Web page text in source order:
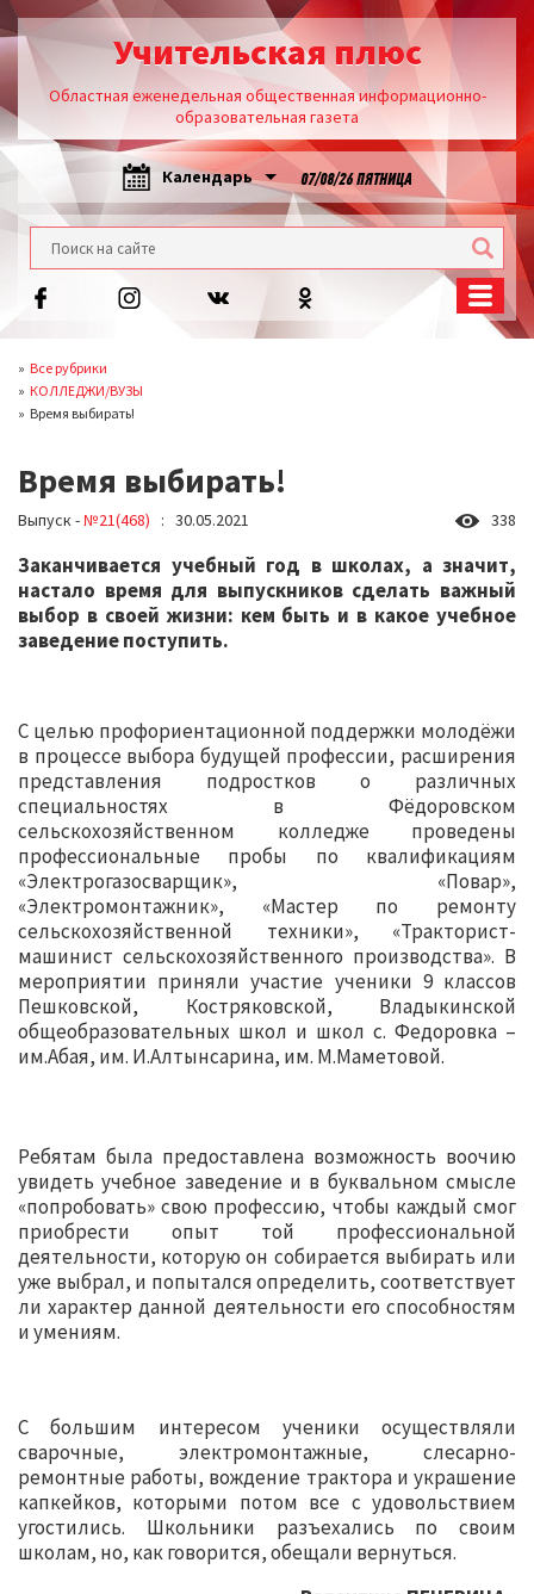
Учительская плюс
Областная еженедельная общественная информационно-
образовательная газета
Календарь 07/08/26 ПЯТНИЦА
Все рубрики
КОЛЛЕДЖИ/ВУЗЫ
Время выбирать!
Время выбирать!
Выпуск -№21(468) : 30.05.2021 338
Заканчивается учебный год в школах, а значит,
настало время для выпускников сделать важный
выбор в своей жизни: кем быть и в какое учебное
заведение поступить.
С целью профориентационной поддержки молодёжи
в процессе выбора будущей профессии, расширения
представления подростков о различных
специальностях в Фёдоровском
сельскохозяйственном колледже проведены
профессиональные пробы по квалификациям
«Электрогазосварщик», «Повар»,
«Электромонтажник», «Мастер по ремонту
сельскохозяйственной техники», «Тракторист-
машинист сельскохозяйственного производства». В
мероприятии приняли участие ученики 9 классов
Пешковской, Костряковской, Владыкинской
общеобразовательных школ и школ с. Федоровка –
им.Абая, им. И.Алтынсарина, им. М.Маметовой.
Ребятам была предоставлена возможность воочию
увидеть учебное заведение и в буквальном смысле
«попробовать» свою профессию, чтобы каждый смог
приобрести опыт той профессиональной
деятельности, которую он собирается выбирать или
уже выбрал, и попытался определить, соответствует
ли характер данной деятельности его способностям
и умениям.
С большим интересом ученики осуществляли
сварочные, электромонтажные, слеcарно-
ремонтные работы, вождение трактора и украшение
капкейков, которыми потом все с удовольствием
угостились. Школьники разъехались по своим
школам, но, как говорится, обещали вернуться.